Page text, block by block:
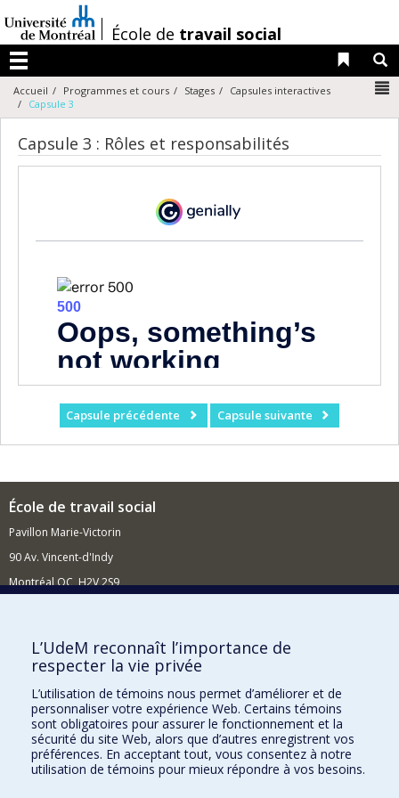
au
contenu
/École de travail social
Menu
Liens
Accueil Programmes et cours Stages
Capsules interactives
Capsule 3
Capsule 3 : Rôles et responsabilités
Capsule précédente Capsule suivante
École de travail social
Pavillon Marie-Victorin
90 Av. Vincent-d'Indy
Montréal QC H2V 2S9
Comment soutenir l'École?
BESOIN D'AIDE?
Plan du site
Signaler une erreur
Accessibilité
FACULTÉ DES ARTS ET DES SCIENCES
L’UdeM reconnaît l’importance de
respecter la vie privée
L’utilisation de témoins nous permet d’améliorer et de
personnaliser votre expérience Web. Certains témoins
sont obligatoires pour assurer le fonctionnement et la
sécurité du site Web, alors que d’autres enregistrent vos
préférences. En acceptant tout, vous consentez à notre
utilisation de témoins pour mieux répondre à vos besoins.